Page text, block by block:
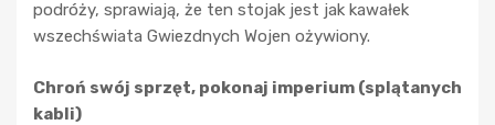
podróży, sprawiają, że ten stojak jest jak kawałek
wszechświata Gwiezdnych Wojen ożywiony.
Chroń swój sprzęt, pokonaj imperium (splątanych
kabli)